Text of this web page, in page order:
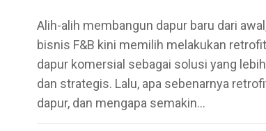
Alih-alih membangun dapur baru dari
bisnis F&B kini memilih melakukan
dapur komersial sebagai solusi yang
dan strategis. Lalu, apa sebenarnya
dapur, dan mengapa semakin…